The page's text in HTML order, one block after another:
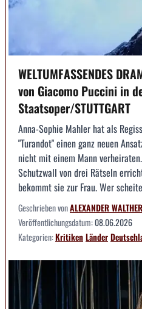
WELTUMFASSENDES
von Giacomo Puccini in
Staatsoper/STUTTGART
Anna-Sophie Mahler hat als
"Turandot" einen ganz neuen
nicht mit einem Mann
Schutzwall von drei Rätseln
bekommt sie zur Frau. Wer
Geschrieben vonALEXANDER WALTHER
Veröffentlichungsdatum:08.06.2026
Kategorien:KritikenLänder